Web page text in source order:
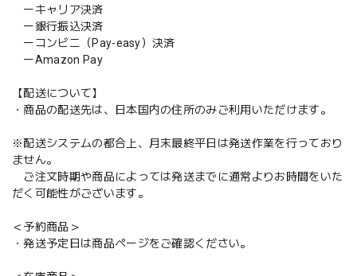
ーキャリア決済
ー銀行振込決済
ーコンビニ（Pay-easy）決済
ーAmazon Pay
【配送について】
・商品の配送先は、日本国内の住所のみご利用いただけます。
※配送システムの都合上、月末最終平日は発送作業を行っており
ません。
ご注文時期や商品によっては発送までに通常よりお時間をいた
だく可能性がございます。
＜予約商品＞
・発送予定日は商品ページをご確認ください。